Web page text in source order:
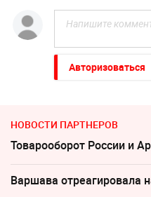
Авторизоваться
НОВОСТИ ПАРТНЕРОВ
Товарооборот России и
Варшава отреагировала